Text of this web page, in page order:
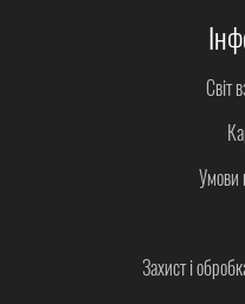
Світ
Умови
Захист і